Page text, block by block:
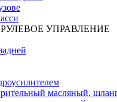
УПРАВЛЕНИЕ
масляный,